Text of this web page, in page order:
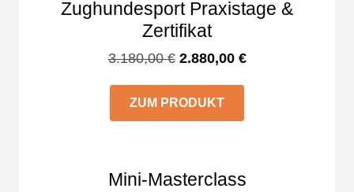
Zughundesport Praxistage &
Zertifikat
3.180,00€ Ursprünglicher
war:
3.180,00 €
2.880,00 €Aktueller
ZUM PRODUKT
Mini-Masterclass